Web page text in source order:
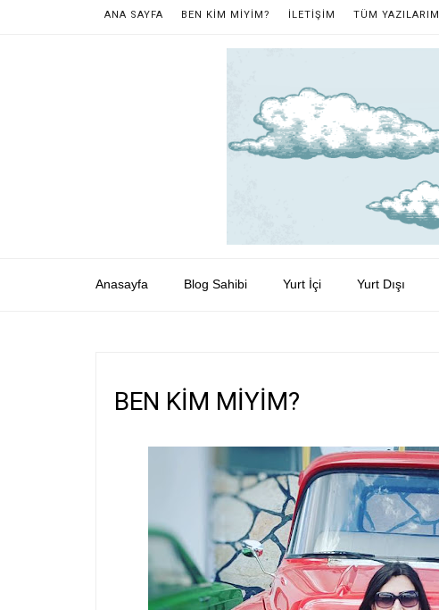
ANA SAYFA BEN KİM MİYİM? İLETİŞİM TÜM YAZILARIM
Anasayfa Blog Sahibi Yurt İçi Yurt Dışı
BEN KİM MİYİM?